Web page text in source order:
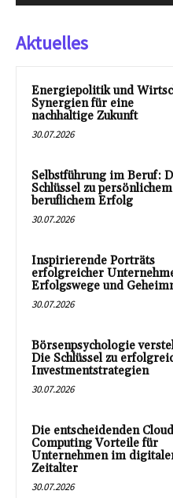
Aktuelles
Energiepolitik und
Synergien für eine
nachhaltige Zukunft
30.07.2026
Selbstführung im Beruf:
Schlüssel zu
beruflichem Erfolg
30.07.2026
Inspirierende Porträts
erfolgreicher
Erfolgswege und
30.07.2026
Börsenpsychologie
Die Schlüssel zu
Investmentstrategien
30.07.2026
Die entscheidenden
Computing Vorteile für
Unternehmen im
Zeitalter
30.07.2026